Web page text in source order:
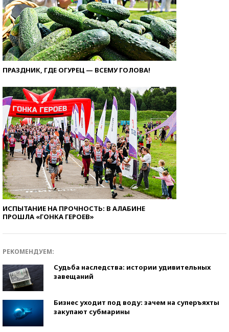
ПРАЗДНИК, ГДЕ ОГУРЕЦ — ВСЕМУ ГОЛОВА!
ИСПЫТАНИЕ НА ПРОЧНОСТЬ: В АЛАБИНЕ
ПРОШЛА «ГОНКА ГЕРОЕВ»
РЕКОМЕНДУЕМ:
Судьба наследства: истории удивительных
завещаний
Бизнес уходит под воду: зачем на суперъяхты
закупают субмарины